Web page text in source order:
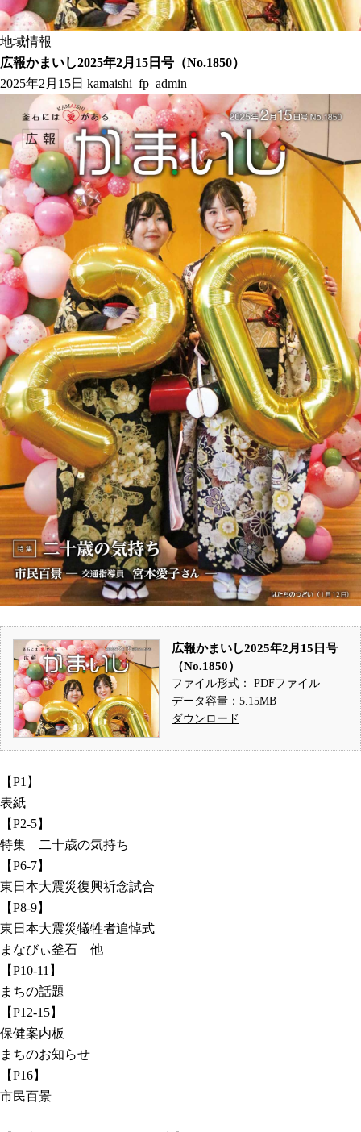
地域情報
広報かまいし2025年2月15日号（No.1850）
2025年2月15日 kamaishi_fp_admin
広報かまいし2025年2月15日号
（No.1850）
ファイル形式： PDFファイル
データ容量：5.15MB
ダウンロード
【P1】
表紙
【P2-5】
特集 二十歳の気持ち
【P6-7】
東日本大震災復興祈念試合
【P8-9】
東日本大震災犠牲者追悼式
まなびぃ釜石 他
【P10-11】
まちの話題
【P12-15】
保健案内板
まちのお知らせ
【P16】
市民百景